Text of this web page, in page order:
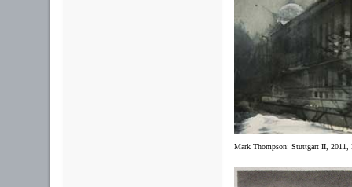
Mark Thompson: Stuttgart II, 2011,